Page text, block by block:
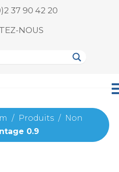
37 90 42 20
NOUS
/ Produits / Non
0.9